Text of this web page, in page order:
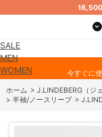
16,500
SALE
MEN
WOMEN
今すぐに
ホーム > J.LINDEBERG（ジ
> 半袖/ノースリーブ >